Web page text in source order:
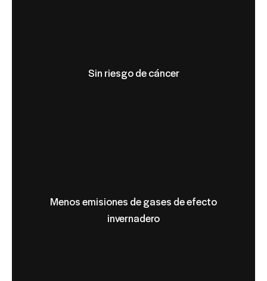
Sin riesgo de cáncer
Menos emisiones de gases de efecto
invernadero